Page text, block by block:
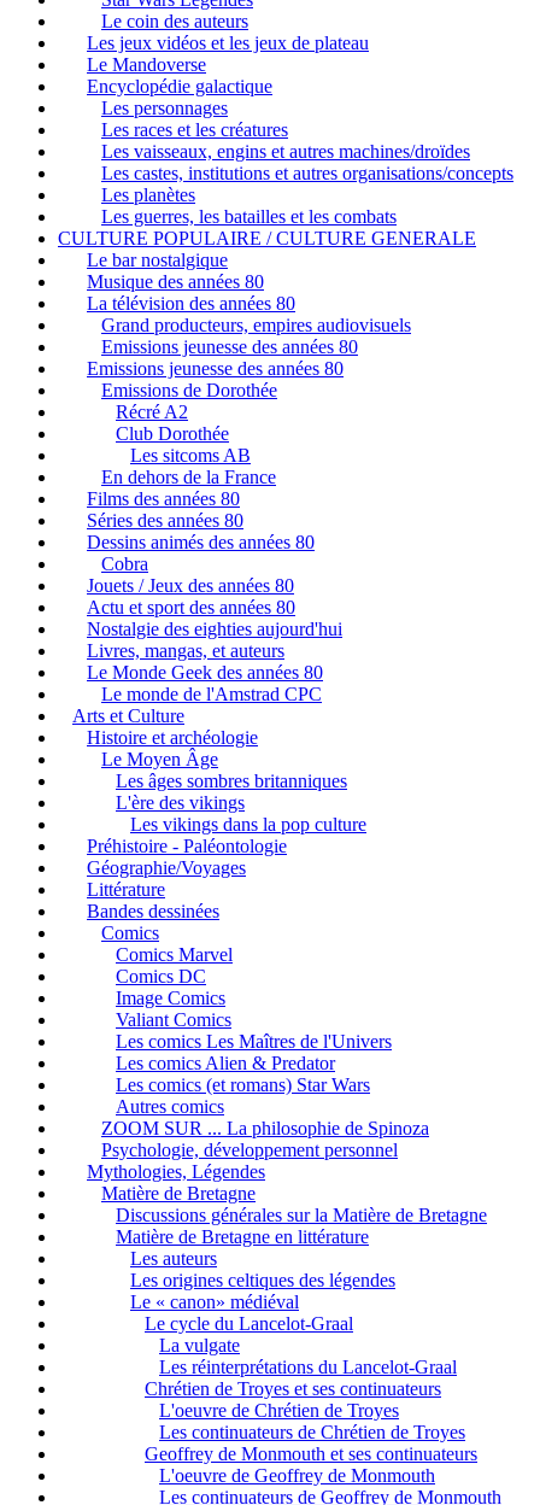
Le coin des auteurs
Les jeux vidéos et les jeux de plateau
Le Mandoverse
Encyclopédie galactique
Les personnages
Les races et les créatures
Les vaisseaux, engins et autres machines/droïdes
Les castes, institutions et autres organisations/concepts
Les planètes
Les guerres, les batailles et les combats
CULTURE POPULAIRE / CULTURE GENERALE
Le bar nostalgique
Musique des années 80
La télévision des années 80
Grand producteurs, empires audiovisuels
Emissions jeunesse des années 80
Emissions jeunesse des années 80
Emissions de Dorothée
Récré A2
Club Dorothée
Les sitcoms AB
En dehors de la France
Films des années 80
Séries des années 80
Dessins animés des années 80
Cobra
Jouets / Jeux des années 80
Actu et sport des années 80
Nostalgie des eighties aujourd'hui
Livres, mangas, et auteurs
Le Monde Geek des années 80
Le monde de l'Amstrad CPC
Arts et Culture
Histoire et archéologie
Le Moyen Âge
Les âges sombres britanniques
L'ère des vikings
Les vikings dans la pop culture
Préhistoire - Paléontologie
Géographie/Voyages
Littérature
Bandes dessinées
Comics
Comics Marvel
Comics DC
Image Comics
Valiant Comics
Les comics Les Maîtres de l'Univers
Les comics Alien & Predator
Les comics (et romans) Star Wars
Autres comics
ZOOM SUR ... La philosophie de Spinoza
Psychologie, développement personnel
Mythologies, Légendes
Matière de Bretagne
Discussions générales sur la Matière de Bretagne
Matière de Bretagne en littérature
Les auteurs
Les origines celtiques des légendes
Le « canon» médiéval
Le cycle du Lancelot-Graal
La vulgate
Les réinterprétations du Lancelot-Graal
Chrétien de Troyes et ses continuateurs
L'oeuvre de Chrétien de Troyes
Les continuateurs de Chrétien de Troyes
Geoffrey de Monmouth et ses continuateurs
L'oeuvre de Geoffrey de Monmouth
Les continuateurs de Geoffrey de Monmouth